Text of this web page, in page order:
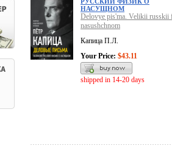
НАСУЩНОМ
Delovye pis'ma. Velikii russkii
nasushchnom
Капица П.Л.
Your Price: $43.11
shipped in 14-20 days